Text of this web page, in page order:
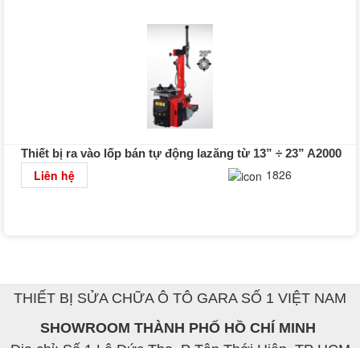
Thiết bị ra vào lốp bán tự động lazăng từ 13” ÷ 23” A2000
Liên hệ 1826
THIẾT BỊ SỬA CHỮA Ô TÔ GARA SỐ 1 VIỆT NAM
SHOWROOM THÀNH PHỐ HỒ CHÍ MINH